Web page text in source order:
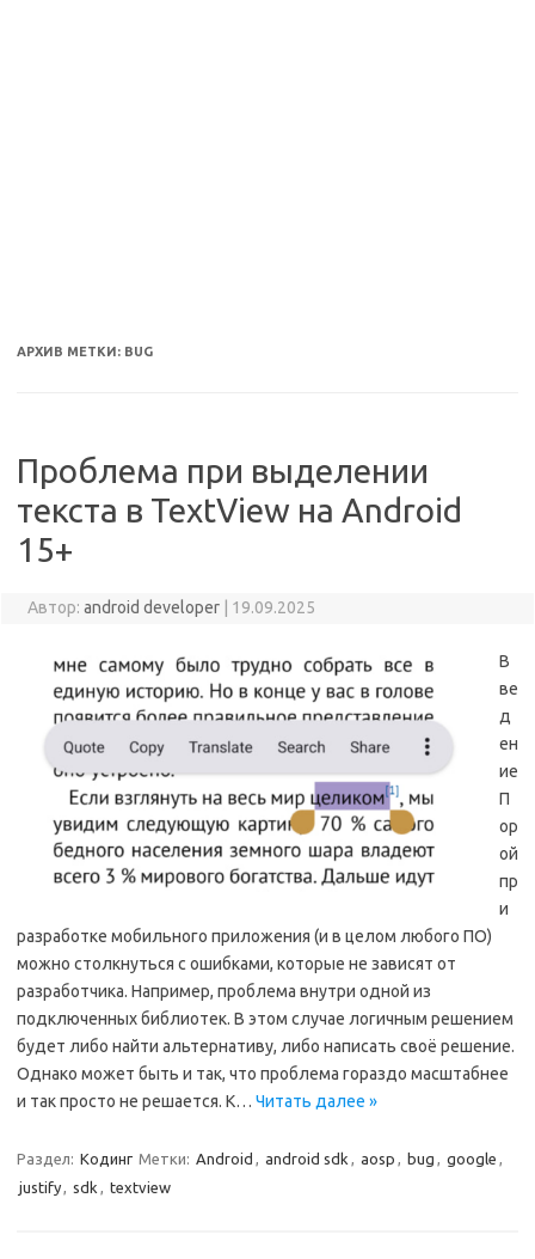
АРХИВ МЕТКИ: BUG
Проблема при выделении
текста в TextView на Android
15+
Автор: android developer 19.09.2025
В
ве
д
ен
ие
П
ор
ой
пр
и
разработке мобильного приложения (и в целом любого ПО)
можно столкнуться с ошибками, которые не зависят от
разработчика. Например, проблема внутри одной из
подключенных библиотек. В этом случае логичным решением
будет либо найти альтернативу, либо написать своё решение.
Однако может быть и так, что проблема гораздо масштабнее
и так просто не решается. К… Читать далее »
Раздел: Кодинг Метки: Android , android sdk , aosp , bug , google ,
justify, sdk , textview